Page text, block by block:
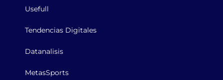
Usefull
Tendencias Digitales
Datanalisis
MetasSports